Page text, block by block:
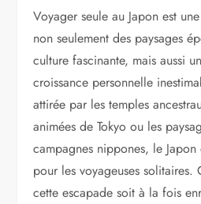
Voyager seule au Japon est
non seulement des paysages
culture fascinante, mais aussi
croissance personnelle
attirée par les temples
animées de Tokyo ou les
campagnes nippones, le
pour les voyageuses
cette escapade soit à la fois